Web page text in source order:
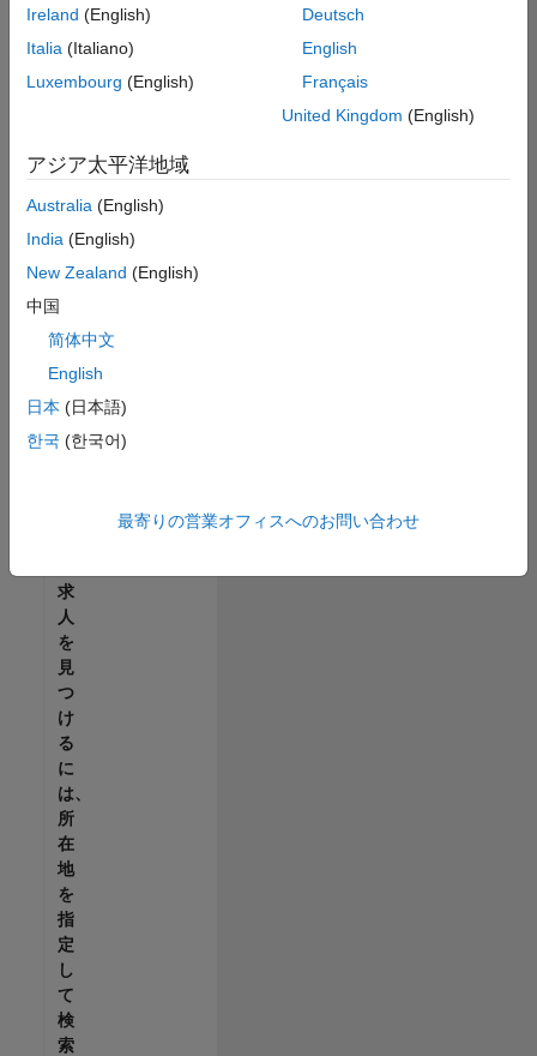
情
は
翻
れ
い
ま
せ
ご
希
望
地
域
求
人
を
見
つ
け
る
に
は、
所
在
地
を
指
定
し
て
検
索
Ireland (English)
Italia (Italiano)
Luxembourg (English)
Deutsch
English
Français
United Kingdom (English)
アジア太平洋地域
Australia (English)
India (English)
New Zealand (English)
中国
简体中文
English
日本 (日本語)
한국 (한국어)
最寄りの営業オフィスへのお問い合わせ